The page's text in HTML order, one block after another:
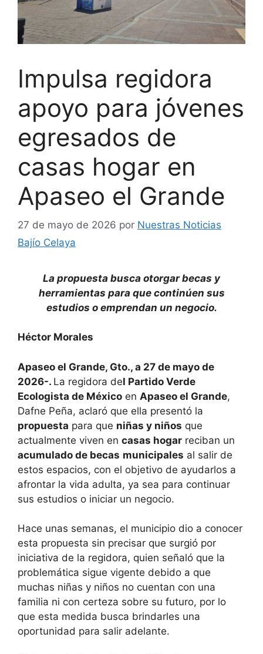
Impulsa regidora
apoyo para jóvenes
egresados de
casas hogar en
Apaseo el Grande
27 de mayo de 2026 por Nuestras Noticias
Bajío Celaya
La propuesta busca otorgar becas y
herramientas para que continúen sus
estudios o emprendan un negocio.
Héctor Morales
Apaseo el Grande, Gto., a 27 de mayo de
2026-. La regidora del Partido Verde
Ecologista de México en Apaseo el Grande,
Dafne Peña, aclaró que ella presentó la
propuesta para que niñas y niños que
actualmente viven en casas hogar reciban un
acumulado de becas municipales al salir de
estos espacios, con el objetivo de ayudarlos a
afrontar la vida adulta, ya sea para continuar
sus estudios o iniciar un negocio.
Hace unas semanas, el municipio dio a conocer
esta propuesta sin precisar que surgió por
iniciativa de la regidora, quien señaló que la
problemática sigue vigente debido a que
muchas niñas y niños no cuentan con una
familia ni con certeza sobre su futuro, por lo
que esta medida busca brindarles una
oportunidad para salir adelante.